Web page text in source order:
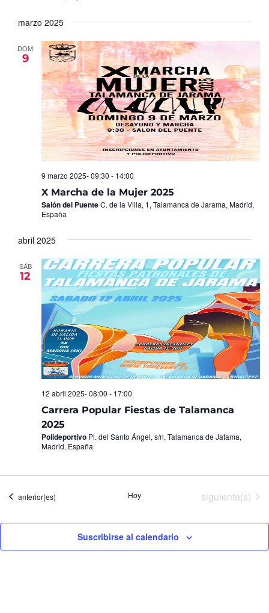
marzo 2025
DOM
9
X Marcha de la Mujer 2025
9 marzo 2025- 09:30 - 14:00
Salón del PuenteC. de la Villa, 1, Talamanca de Jarama, Madrid,
España
abril 2025
SÁB
12
Carrera Popular Fiestas de Talamanca
2025
12 abril 2025- 08:00 - 17:00
Polideportivo Pl. del Santo Ángel, s/n, Talamanca de Jatama,
Madrid, España
Eventos
anterior(es) Hoy Eventos
siguiente(s)
Suscribirse al calendario